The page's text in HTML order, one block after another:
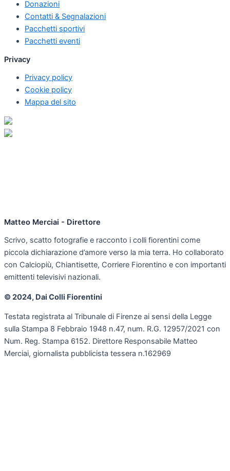
Donazioni
Contatti & Segnalazioni
Pacchetti sportivi
Pacchetti eventi
Privacy
Privacy policy
Cookie policy
Mappa del sito
Matteo Merciai - Direttore
Scrivo, scatto fotografie e racconto i colli fiorentini come
piccola dichiarazione d’amore verso la mia terra. Ho collaborato
con Calciopiù, Chiantisette, Corriere Fiorentino e con importanti
emittenti televisivi nazionali.
© 2024, Dai Colli Fiorentini
Testata registrata al Tribunale di Firenze ai sensi della Legge
sulla Stampa 8 Febbraio 1948 n.47, num. R.G. 12957/2021 con
Num. Reg. Stampa 6152. Direttore Responsabile Matteo
Merciai, giornalista pubblicista tessera n.162969